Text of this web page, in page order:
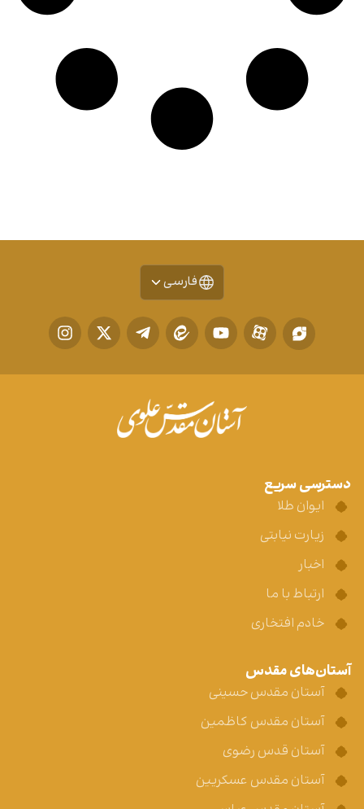
فارسی
دسترسی سریع
ایوان طلا
زیارت نیابتی
اخبار
ارتباط با ما
خادم افتخاری
آستان‌های مقدس
آستان مقدس حسینی
آستان مقدس کاظمین
آستان قدس رضوی
آستان مقدس عسکریین